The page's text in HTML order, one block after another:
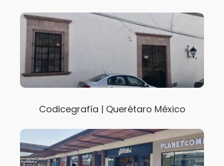
Codicegrafía | Querétaro México